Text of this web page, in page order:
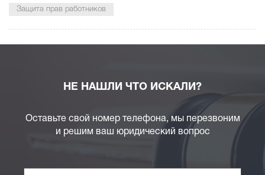
Защита прав работников
НЕ НАШЛИ ЧТО ИСКАЛИ?
Оставьте свой номер телефона, мы перезвоним
и решим ваш юридический вопрос